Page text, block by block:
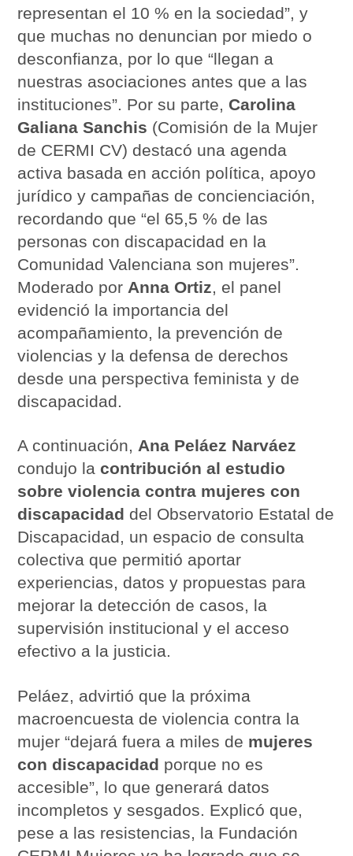
representan el 10 % en la sociedad”, y
que muchas no denuncian por miedo o
desconfianza, por lo que “llegan a
nuestras asociaciones antes que a las
instituciones”. Por su parte, Carolina
Galiana Sanchis (Comisión de la Mujer
de CERMI CV) destacó una agenda
activa basada en acción política, apoyo
jurídico y campañas de concienciación,
recordando que “el 65,5 % de las
personas con discapacidad en la
Comunidad Valenciana son mujeres”.
Moderado por Anna Ortiz, el panel
evidenció la importancia del
acompañamiento, la prevención de
violencias y la defensa de derechos
desde una perspectiva feminista y de
discapacidad.
A continuación, Ana Peláez Narváez
condujo lacontribución al estudio
sobre violencia contra mujeres con
discapacidad del Observatorio Estatal de
Discapacidad, un espacio de consulta
colectiva que permitió aportar
experiencias, datos y propuestas para
mejorar la detección de casos, la
supervisión institucional y el acceso
efectivo a la justicia.
Peláez, advirtió que la próxima
macroencuesta de violencia contra la
mujer “dejará fuera a miles de mujeres
con discapacidad porque no es
accesible”, lo que generará datos
incompletos y sesgados. Explicó que,
pese a las resistencias, la Fundación